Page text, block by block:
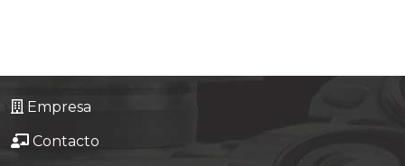
Empresa
Contacto